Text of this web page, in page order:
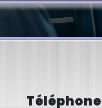
Téléphone